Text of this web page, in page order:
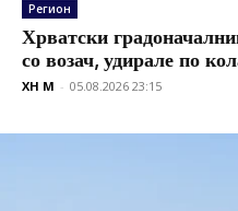
Регион
Хрватски
со возач, удирале по
XH M - 05.08.2026 23:15